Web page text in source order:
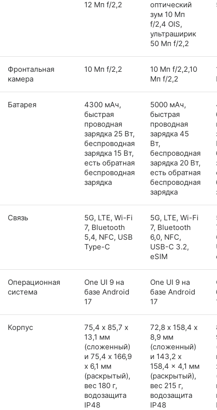
12 Мп f/2,2
оптический
зум 10 Мп
f/2,4 OIS,
ультраширик
50 Мп f/2,2
Фронтальная
камера
10 Мп f/2,2
10 Мп f/2,2,10
Мп f/2,2
Батарея
4300 мАч,
быстрая
проводная
зарядка 25 Вт,
беспроводная
зарядка 15 Вт,
есть обратная
беспроводная
зарядка
5000 мАч,
быстрая
проводная
зарядка 45
Вт,
беспроводная
зарядка 20 Вт,
есть обратная
беспроводная
зарядка
Связь
5G, LTE, Wi-Fi
7, Bluetooth
5,4, NFC, USB
Type-C
5G, LTE, Wi-Fi
7, Bluetooth
6,0, NFC,
USB-C 3.2,
eSIM
Операционная
система
One UI 9 на
базе Android
17
One UI 9 на
базе Android
17
Корпус
75,4 х 85,7 х
13,1 мм
(сложенный)
и 75,4 x 166,9
x 6,1 мм
(раскрытый),
вес 180 г,
водозащита
IP48
72,8 х 158,4 х
8,9 мм
(сложенный)
и 143,2 x
158,4 x 4,1 мм
(раскрытый),
вес 215 г,
водозащита
IP48